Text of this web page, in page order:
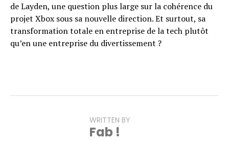
de Layden, une question plus large sur la cohérence du
projet Xbox sous sa nouvelle direction. Et surtout, sa
transformation totale en entreprise de la tech plutôt
qu’en une entreprise du divertissement ?
WRITTEN BY
Fab !